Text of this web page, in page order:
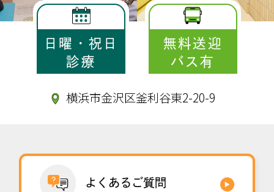
日曜・祝日
診療
無料送迎
バス有
横浜市金沢区釜利谷東2-20-9
よくあるご質問